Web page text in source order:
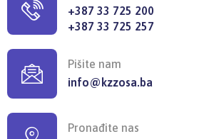
+387 33 725 200
+387 33 725 257
Pišite nam
info@kzzosa.ba
Pronađite nas